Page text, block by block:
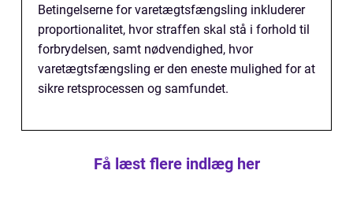
Betingelserne for varetægtsfængsling inkluderer
proportionalitet, hvor straffen skal stå i forhold til
forbrydelsen, samt nødvendighed, hvor
varetægtsfængsling er den eneste mulighed for at
sikre retsprocessen og samfundet.
Få læst flere indlæg her